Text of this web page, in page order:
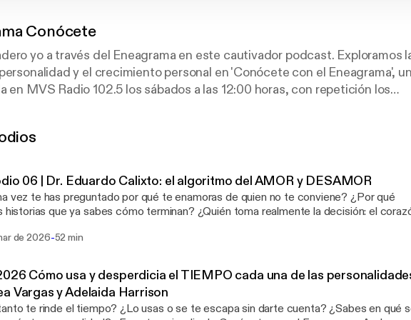
Conócete
yo a través del Eneagrama en este cautivador podcast. Exploramos
y el crecimiento personal en 'Conócete con el Eneagrama',
en MVS Radio 102.5 los sábados a las 12:00 horas, con repetición los
travesía de autoconocimiento y transformación mientras desentrañamos
eneatipos. Acompañados por expertos en el Eneagrama, te
de un viaje de autodescubrimiento que te ayudará a comprender tus
relaciones y potencial de crecimiento.
de explorar tu auténtico ser y mejorar tu vida en todos los aspectos.
para desbloquear un nuevo nivel de entendimiento de ti mismo y
06 | Dr. Eduardo Calixto: el algoritmo del AMOR y DESAMOR
vez te has preguntado por qué te enamoras de quien no te conviene? ¿Por qué
que ya sabes cómo terminan? ¿Quién toma realmente la decisión: el corazón
Calixto, uno de los especialistas más reconocidos en neurociencia, para adentrarse
no es solo un acto romántico, sino también un proceso profundamente
neurotransmisores, memorias emocionales y patrones aprendidos que nos
veces, a elegir desde lo inconsciente. ¿Por qué nos atrae lo prohibido? ¿Por qué el
insiste en repetir vínculos que ya nos lastimaron? ¿Es posible reprogramar
de 2026-52 min
Cómo usa y desperdicia el TIEMPO cada una de las
Vargas y Adelaida Harrison
te rinde el tiempo? ¿Lo usas o se te escapa sin darte cuenta? ¿Sabes en qué